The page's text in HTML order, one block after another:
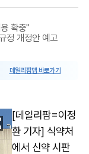
확충"
정 개정안 예고
데일리팜맵 바로가기
[데일리팜=이정
환 기자] 식약처
에서 신약 시판